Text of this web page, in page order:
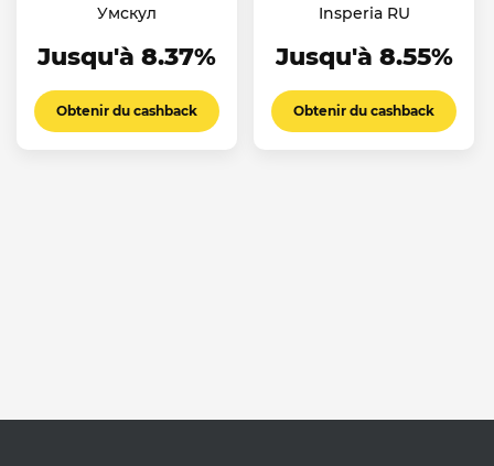
Умскул
Jusqu'à 8.37%
Obtenir du cashback
Insperia RU
Jusqu'à 8.55%
Obtenir du cashback